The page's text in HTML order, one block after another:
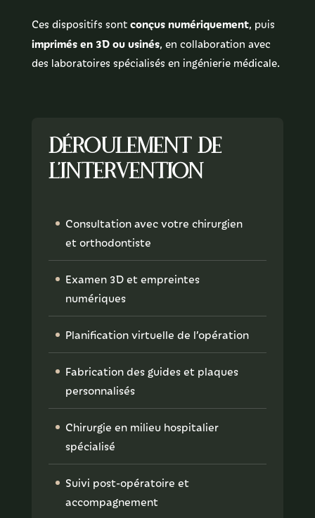
Ces dispositifs sont conçus numériquement, puis
imprimés en 3D ou usinés, en collaboration avec
des laboratoires spécialisés en ingénierie médicale.
Déroulement de
l'intervention
Consultation avec votre chirurgien
et orthodontiste
Examen 3D et empreintes
numériques
Planification virtuelle de l’opération
Fabrication des guides et plaques
personnalisés
Chirurgie en milieu hospitalier
spécialisé
Suivi post-opératoire et
accompagnement